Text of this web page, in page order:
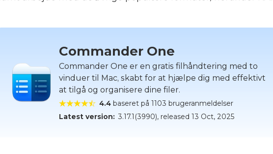
Commander One
Commander One er en gratis filhåndtering med to
vinduer til Mac, skabt for at hjælpe dig med effektivt
at tilgå og organisere dine filer.
4.4 baseret på 1103 brugeranmeldelser
Latest version: 3.17.1(3990), released13 Oct, 2025